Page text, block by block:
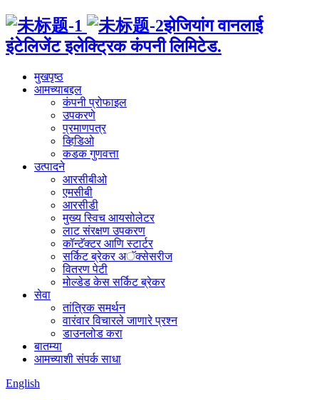
झेजियांग वानलाई
इंटेलिजेंट इलेक्ट्रिक कंपनी लिमिटेड.
मुखपृष्ठ
आमच्याबद्दल
कंपनी प्रोफाइल
उपकरणे
प्रमाणपत्र
व्हिडिओ
कडक गुणवत्ता
उत्पादने
आरसीबीओ
एमसीबी
आरसीडी
मुख्य स्विच आयसोलेटर
लाट संरक्षण उपकरण
कॉन्टॅक्टर आणि स्टार्टर
सर्किट ब्रेकर अॅक्सेसरीज
वितरण पेटी
मोल्डेड केस सर्किट ब्रेकर
सेवा
तांत्रिक समर्थन
वारंवार विचारले जाणारे प्रश्न
डाउनलोड करा
बातम्या
आमच्याशी संपर्क साधा
English